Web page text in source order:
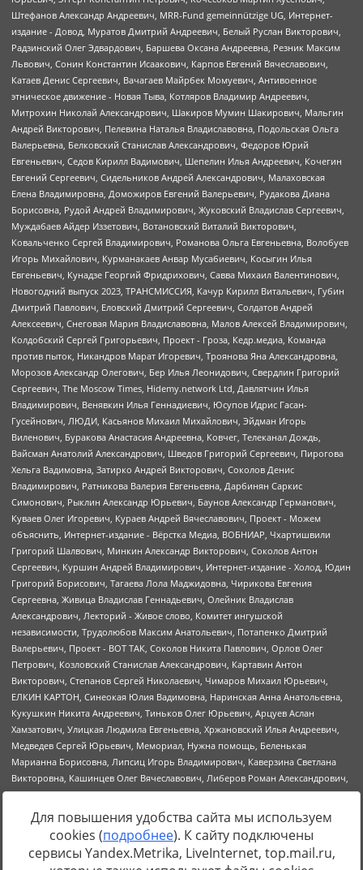
https://minjust.gov.ru/uploaded/files/reestr-
inostrannyih-agentov-22-03-2024.pdfданные на22.03.2024
Для повышения удобства сайта мы используем
cookies (подробнее). К сайту подключены
сервисы Yandex.Metrika, LiveInternet, top.mail.ru,